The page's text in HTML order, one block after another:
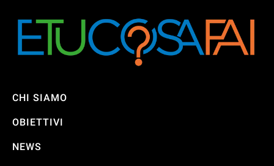
CHI SIAMO
OBIETTIVI
NEWS